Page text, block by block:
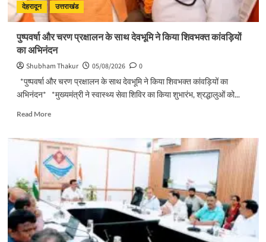
योजनाओं
का
–
शिलान्यास
देहरादून उत्तराखंड
पुष्पवर्षा और चरण प्रक्षालन के साथ देवभूमि ने किया शिवभक्त कांवड़ियों
का अभिनंदन
Shubham Thakur 05/08/2026
0
*पुष्पवर्षा और चरण प्रक्षालन के साथ देवभूमि ने किया शिवभक्त कांवड़ियों का
अभिनंदन* *मुख्यमंत्री ने स्वास्थ्य सेवा शिविर का किया शुभारंभ, श्रद्धालुओं को...
Read MoreRead
पुष्पवर्षा
और
चरण
प्रक्षालन
के
साथ
देवभूमि
ने
किया